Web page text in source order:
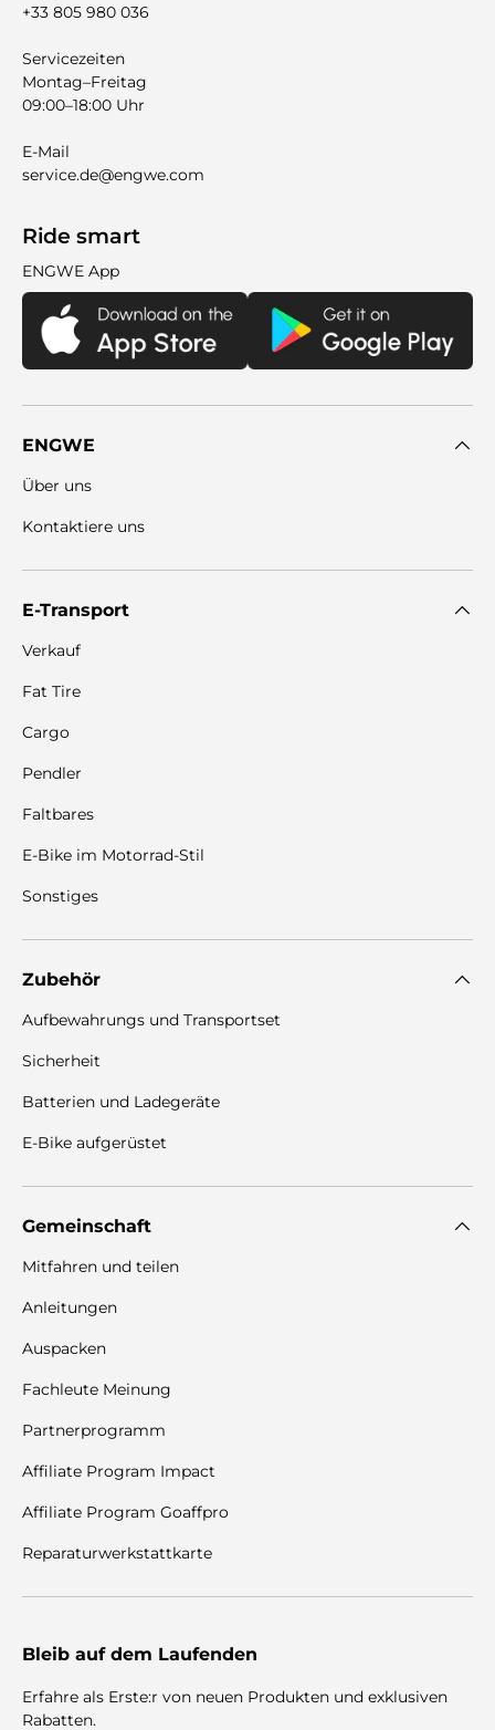
+33 805 980 036
Servicezeiten
Montag–Freitag
09:00–18:00 Uhr
E-Mail
service.de@engwe.com
Ride smart
ENGWE App
ENGWE
Über uns
Kontaktiere uns
E-Transport
Verkauf
Fat Tire
Cargo
Pendler
Faltbares
E-Bike im Motorrad-Stil
Sonstiges
Zubehör
Aufbewahrungs und Transportset
Sicherheit
Batterien und Ladegeräte
E-Bike aufgerüstet
Gemeinschaft
Mitfahren und teilen
Anleitungen
Auspacken
Fachleute Meinung
Partnerprogramm
Affiliate Program Impact
Affiliate Program Goaffpro
Reparaturwerkstattkarte
Bleib auf dem Laufenden
Erfahre als Erste:r von neuen Produkten und exklusiven
Rabatten.